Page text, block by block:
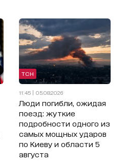
ТСН
11:45 | 05.08.2026
Люди погибли, ожидая
поезд: жуткие
подробности одного из
самых мощных ударов
по Киеву и области 5
августа